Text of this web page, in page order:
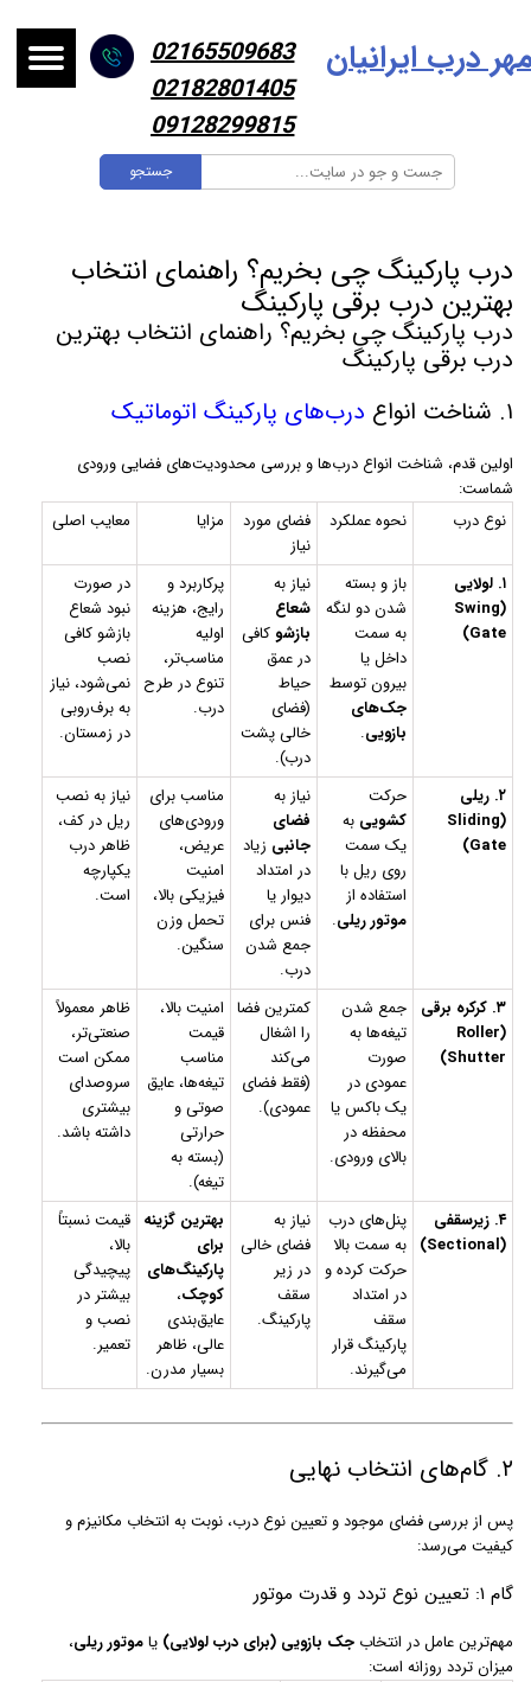
جستجو
درب ایرانیان
02165509683
02182801405
09128299815
درب پارکینگ چی بخریم؟ راهنمای انتخاب
بهترین درب برقی پارکینگ
درب پارکینگ چی بخریم؟ راهنمای انتخاب بهترین
درب برقی پارکینگ
۱. شناخت انواع
درب‌های پارکینگ اتوماتیک
اولین قدم، شناخت انواع درب‌ها و بررسی محدودیت‌های فضایی ورودی
شماست:
نوع درب
نحوه عملکرد
فضای مورد
نیاز
مزایا معایب اصلی
۱. لولایی
(Swing
Gate)
باز و بسته
شدن دو لنگه
به سمت
داخل یا
بیرون توسط
جک‌های
بازویی.
نیاز به
شعاع
بازشوکافی
در عمق
حیاط
(فضای
خالی پشت
درب).
پرکاربرد و
رایج، هزینه
اولیه
مناسب‌تر،
تنوع در طرح
درب.
در صورت
نبود شعاع
بازشو کافی
نصب
نمی‌شود، نیاز
به برف‌روبی
در زمستان.
۲. ریلی
(Sliding
Gate)
حرکت
کشویی به
یک سمت
روی ریل با
استفاده از
موتور ریلی.
نیاز به
فضای
جانبی زیاد
در امتداد
دیوار یا
فنس برای
جمع شدن
درب.
مناسب برای
ورودی‌های
عریض،
امنیت
فیزیکی بالا،
تحمل وزن
سنگین.
نیاز به نصب
ریل در کف،
ظاهر درب
یکپارچه
است.
۳. کرکره برقی
(Roller
Shutter)
جمع شدن
تیغه‌ها به
صورت
عمودی در
یک باکس یا
محفظه در
بالای ورودی.
کمترین فضا
را اشغال
می‌کند
(فقط فضای
عمودی).
امنیت بالا،
قیمت
مناسب
تیغه‌ها، عایق
صوتی و
حرارتی
(بسته به
تیغه).
ظاهر معمولاً
صنعتی‌تر،
ممکن است
سروصدای
بیشتری
داشته باشد.
۴. زیرسقفی
(Sectional)
پنل‌های درب
به سمت بالا
حرکت کرده و
در امتداد
سقف
پارکینگ قرار
می‌گیرند.
نیاز به
فضای خالی
در زیر
سقف
پارکینگ.
بهترین گزینه
برای
پارکینگ‌های
کوچک،
عایق‌بندی
عالی، ظاهر
بسیار مدرن.
قیمت نسبتاً
بالا،
پیچیدگی
بیشتر در
نصب و
تعمیر.
۲. گام‌های انتخاب نهایی
پس از بررسی فضای موجود و تعیین نوع درب، نوبت به انتخاب مکانیزم و
کیفیت می‌رسد:
گام ۱: تعیین نوع تردد و قدرت موتور
مهم‌ترین عامل در انتخاب جک بازویی (برای درب لولایی) یاموتور ریلی،
میزان تردد روزانه است: